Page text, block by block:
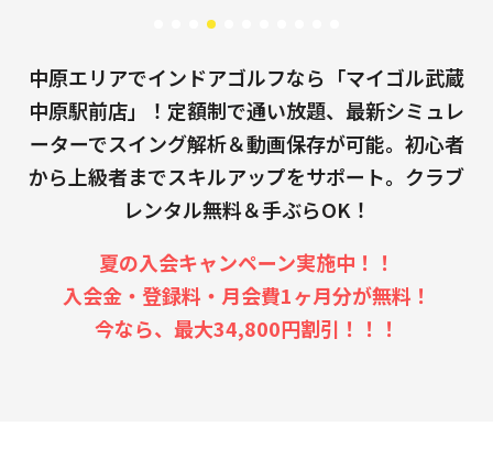
中原エリアでインドアゴルフなら「マイゴル武蔵
中原駅前店」！定額制で通い放題、最新シミュレ
ーターでスイング解析＆動画保存が可能。初心者
から上級者までスキルアップをサポート。クラブ
レンタル無料＆手ぶらOK！
夏の入会キャンペーン実施中！！
入会金・登録料・月会費1ヶ月分が無料！
今なら、最大34,800円割引！！！